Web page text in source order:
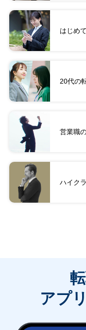
はじめ
20代の
営業職
ハイク
アプリ